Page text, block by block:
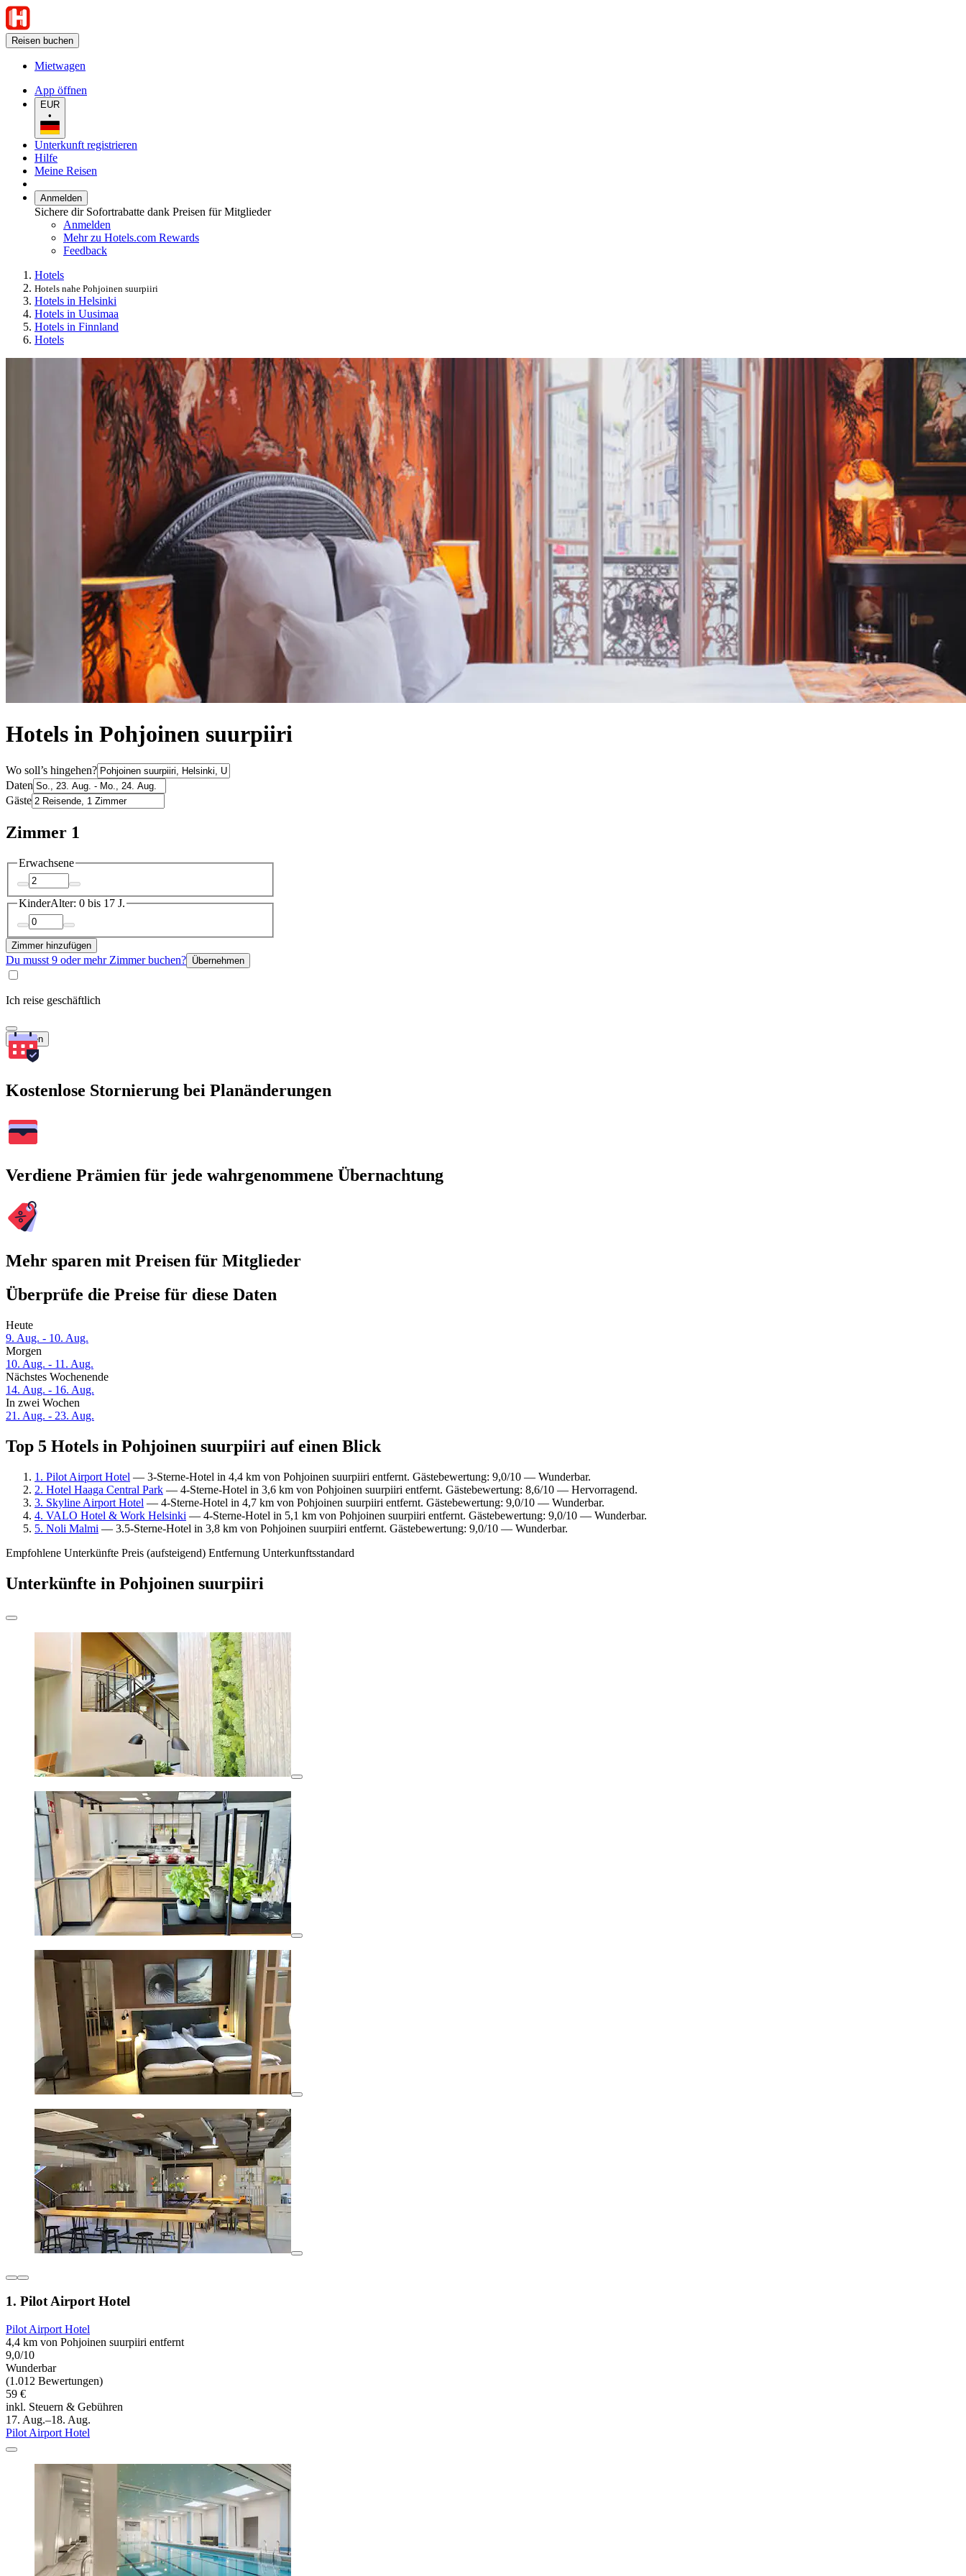
Reisen buchen
Mietwagen
App öffnen
EUR
•
Unterkunft registrieren
Hilfe
Meine Reisen
Anmelden
Sichere dir Sofortrabatte dank Preisen für Mitglieder
Anmelden
Mehr zu Hotels.com Rewards
Feedback
Hotels
Hotels nahe Pohjoinen suurpiiri
Hotels in Helsinki
Hotels in Uusimaa
Hotels in Finnland
Hotels
Hotels in Pohjoinen suurpiiri
Wo soll’s hingehen?
Daten
Gäste
Zimmer 1
Erwachsene
KinderAlter: 0 bis 17 J.
Zimmer hinzufügen
Du musst 9 oder mehr Zimmer buchen? Übernehmen
Ich reise geschäftlich
Suchen
Kostenlose Stornierung bei Planänderungen
Verdiene Prämien für jede wahrgenommene Übernachtung
Mehr sparen mit Preisen für Mitglieder
Überprüfe die Preise für diese Daten
Heute
9. Aug. - 10. Aug.
Morgen
10. Aug. - 11. Aug.
Nächstes Wochenende
14. Aug. - 16. Aug.
In zwei Wochen
21. Aug. - 23. Aug.
Top 5 Hotels in Pohjoinen suurpiiri auf einen Blick
1. Pilot Airport Hotel — 3-Sterne-Hotel in 4,4 km von Pohjoinen suurpiiri entfernt. Gästebewertung: 9,0/10 — Wunderbar.
2. Hotel Haaga Central Park — 4-Sterne-Hotel in 3,6 km von Pohjoinen suurpiiri entfernt. Gästebewertung: 8,6/10 — Hervorragend.
3. Skyline Airport Hotel — 4-Sterne-Hotel in 4,7 km von Pohjoinen suurpiiri entfernt. Gästebewertung: 9,0/10 — Wunderbar.
4. VALO Hotel & Work Helsinki — 4-Sterne-Hotel in 5,1 km von Pohjoinen suurpiiri entfernt. Gästebewertung: 9,0/10 — Wunderbar.
5. Noli Malmi — 3.5-Sterne-Hotel in 3,8 km von Pohjoinen suurpiiri entfernt. Gästebewertung: 9,0/10 — Wunderbar.
Empfohlene Unterkünfte Preis (aufsteigend) Entfernung Unterkunftsstandard
Unterkünfte in Pohjoinen suurpiiri
1. Pilot Airport Hotel
Pilot Airport Hotel
4,4 km von Pohjoinen suurpiiri entfernt
9,0/10
Wunderbar
(1.012 Bewertungen)
59 €
inkl. Steuern & Gebühren
17. Aug.–18. Aug.
Pilot Airport Hotel